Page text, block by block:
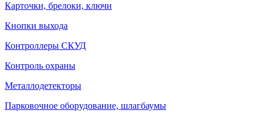
Карточки, брелоки, ключи
Кнопки выхода
Контроллеры СКУД
Контроль охраны
Металлодетекторы
Парковочное оборудование, шлагбаумы